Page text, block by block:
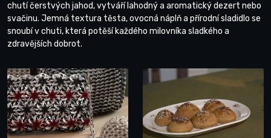
chutí čerstvých jahod, vytváří lahodný a aromatický dezert nebo
svačinu. Jemná textura těsta, ovocná náplň a přírodní sladidlo se
snoubí v chuti, která potěší každého milovníka sladkého a
zdravějších dobrot.